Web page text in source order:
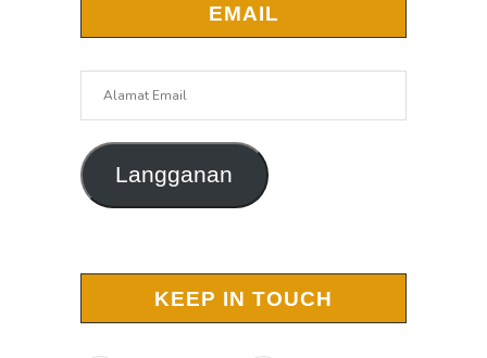
EMAIL
Langganan
KEEP IN TOUCH